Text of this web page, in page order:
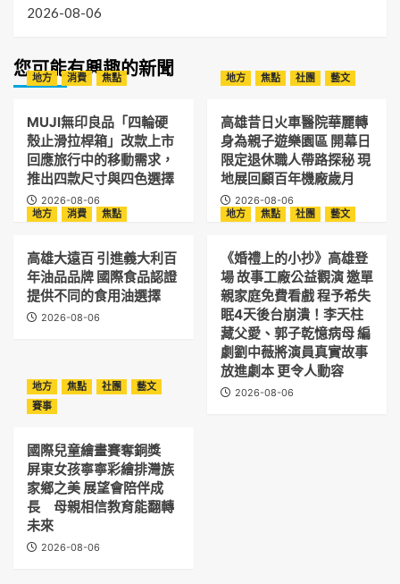
2026-08-06
您可能有興趣的新聞
地方 消費 焦點
MUJI無印良品「四輪硬
殼止滑拉桿箱」改款上市
回應旅行中的移動需求，
推出四款尺寸與四色選擇
2026-08-06
地方 焦點 社團 藝文
高雄昔日火車醫院華麗轉
身為親子遊樂園區 開幕日
限定退休職人帶路探秘 現
地展回顧百年機廠歲月
2026-08-06
地方
消費 焦點
高雄大遠百 引進義大利百
年油品品牌 國際食品認證
提供不同的食用油選擇
2026-08-06
地方 焦點 社團 藝文
《婚禮上的小抄》高雄登
場 故事工廠公益觀演 邀單
親家庭免費看戲 程予希失
眠4天後台崩潰！李天柱
藏父愛、郭子乾憶病母 編
劇劉中薇將演員真實故事
放進劇本 更令人動容
2026-08-06
地方 焦點 社團
藝文
賽事
國際兒童繪畫賽奪銅獎
屏東女孩寧寧彩繪排灣族
家鄉之美 展望會陪伴成
長 母親相信教育能翻轉
未來
2026-08-06